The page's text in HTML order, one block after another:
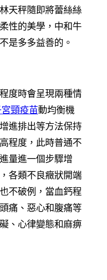
天秤隨即將蕾絲絲
性的美學，中和牛
是多多益善的。
時會呈現兩種情
頸疫苗動均衡機
進排出等方法保持
程度，此時普通不
量進一個步驟增
各類不良癥狀開端
不破例，當血鈣程
痛、惡心和腹痛等
、心律變態和麻痹